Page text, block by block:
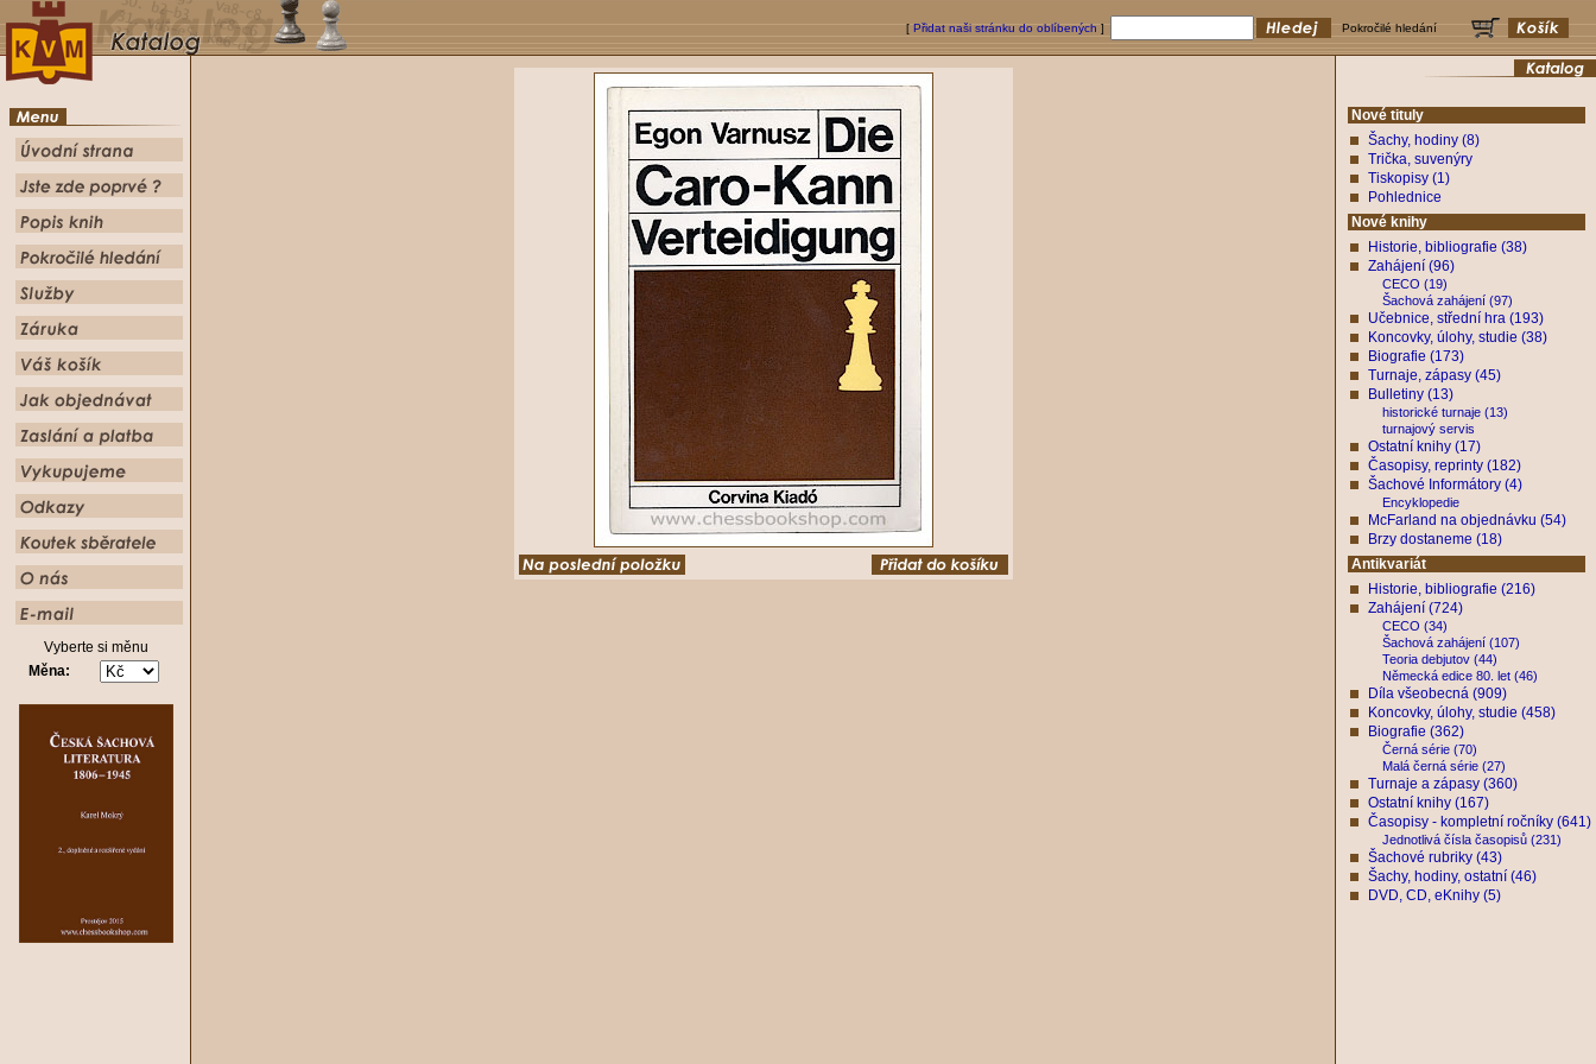
[ Přidat naši stránku do oblíbených ] Pokročilé hledání
Vyberte si měnu
Měna:
Nové tituly
Šachy, hodiny (8)
Trička, suvenýry
Tiskopisy (1)
Pohlednice
Nové knihy
Historie, bibliografie (38)
Zahájení (96)
CECO (19)
Šachová zahájení (97)
Učebnice, střední hra (193)
Koncovky, úlohy, studie (38)
Biografie (173)
Turnaje, zápasy (45)
Bulletiny (13)
historické turnaje (13)
turnajový servis
Ostatní knihy (17)
Časopisy, reprinty (182)
Šachové Informátory (4)
Encyklopedie
McFarland na objednávku (54)
Brzy dostaneme (18)
Antikvariát
Historie, bibliografie (216)
Zahájení (724)
CECO (34)
Šachová zahájení (107)
Teoria debjutov (44)
Německá edice 80. let (46)
Díla všeobecná (909)
Koncovky, úlohy, studie (458)
Biografie (362)
Černá série (70)
Malá černá série (27)
Turnaje a zápasy (360)
Ostatní knihy (167)
Časopisy - kompletní ročníky (641)
Jednotlivá čísla časopisů (231)
Šachové rubriky (43)
Šachy, hodiny, ostatní (46)
DVD, CD, eKnihy (5)